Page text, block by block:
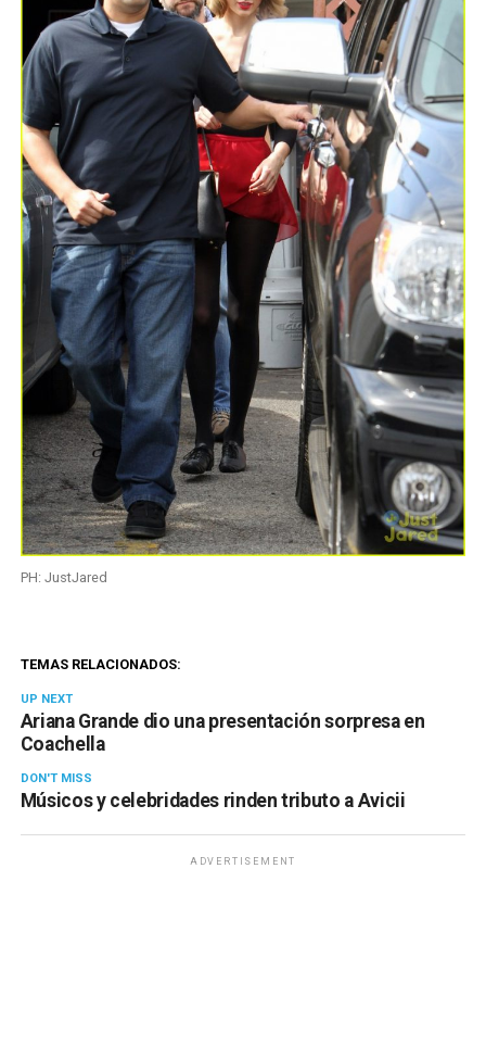
PH: JustJared
TEMAS RELACIONADOS:
UP NEXT
Ariana Grande dio una presentación sorpresa en
Coachella
DON'T MISS
Músicos y celebridades rinden tributo a Avicii
ADVERTISEMENT